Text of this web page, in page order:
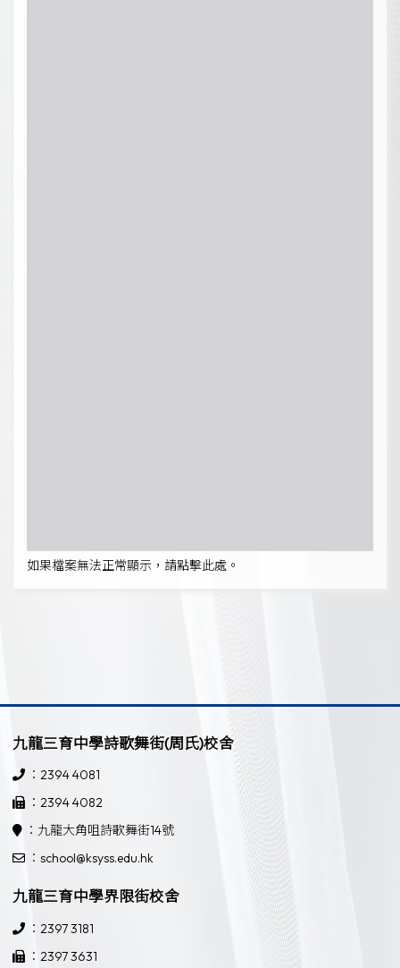
如果檔案無法正常顯示，請點擊此處。
九龍三育中學詩歌舞街(周氏)校舍
：2394 4081
：2394 4082
：九龍大角咀詩歌舞街14號
：school@ksyss.edu.hk
九龍三育中學界限街校舍
：2397 3181
：2397 3631